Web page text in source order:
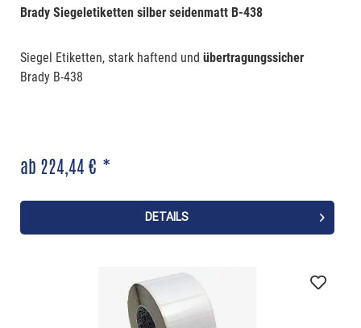
Brady Siegeletiketten silber seidenmatt B-438
Siegel Etiketten, stark haftend und übertragungssicher
Brady B-438
ab 224,44 € *
DETAILS